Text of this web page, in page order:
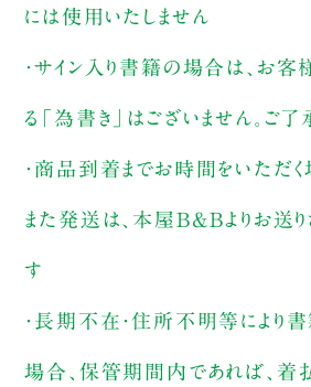
には使用いたしません
・サイン入り書籍の場合は、お
る「為書き」はございません。ご了
・商品到着までお時間をいただく
また発送は、本屋B&Bよりお送り
す
・長期不在・住所不明等により
場合、保管期間内であれば、着